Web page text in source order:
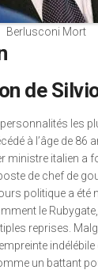
Berlusconi Mort
de
les
à l’âge de 86
ministre italien a
de chef de
politique a été
le
reprises.
un battant